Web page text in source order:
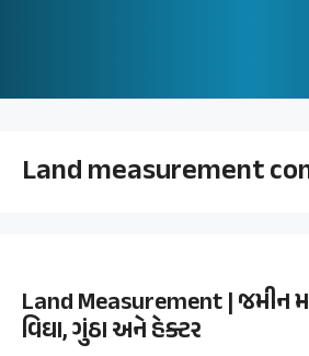
Land measurement
Land Measurement | જમીન
વિઘા, ગુંઠા અને હેક્ટર